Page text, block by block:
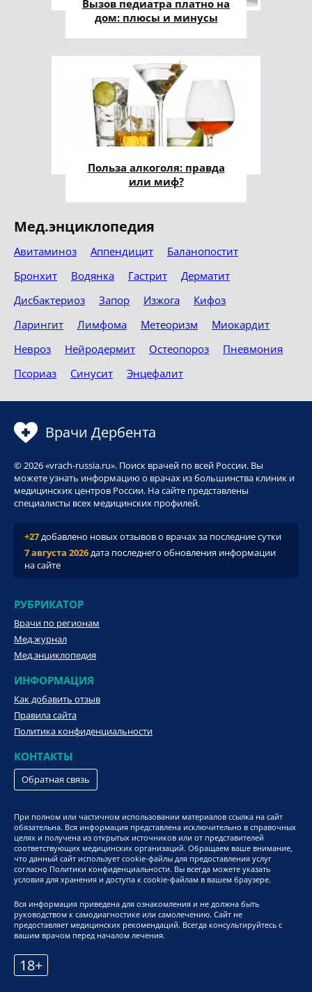
Вызов педиатра платно на
дом: плюсы и минусы
Польза алкоголя: правда
или миф?
Мед.энциклопедия
Авитаминоз Аппендицит
Баланопостит
Бронхит
Водянка Гастрит
Дерматит
Дисбактериоз
Запор Изжога
Кифоз
Ларингит
Лимфома Метеоризм
Миокардит
Невроз
Нейродермит Остеопороз
Пневмония
Псориаз
Синусит Энцефалит
Врачи Дербента
© 2026 «vrach-russia.ru». Поиск врачей по всей России. Вы
можете узнать информацию о врачах из большинства клиник и
медицинских центров России. На сайте представлены
специалисты всех медицинских профилей.
+27добавлено новых отзывов о врачах за последние сутки
7 августа 2026дата последнего обновления информации
на сайте
РУБРИКАТОР
Врачи по регионам
Мед.журнал
Мед.энциклопедия
ИНФОРМАЦИЯ
Как добавить отзыв
Правила сайта
Политика конфиденциальности
КОНТАКТЫ
Обратная связь
При полном или частичном использовании материалов ссылка на сайт
обязательна. Вся информация представлена исключительно в справочных
целях и получена из открытых источников или от представителей
соответствующих медицинских организаций. Обращаем ваше внимание,
что данный сайт использует cookie-файлы для предоставления услуг
согласно Политики конфиденциальности. Вы всегда можете указать
условия для хранения и доступа к cookie-файлам в вашем браузере.
Вся информация приведена для ознакомления и не должна быть
руководством к самодиагностике или самолечению. Сайт не
предоставляет медицинских рекомендаций. Всегда консультируйтесь с
вашим врачом перед началом лечения.
18+